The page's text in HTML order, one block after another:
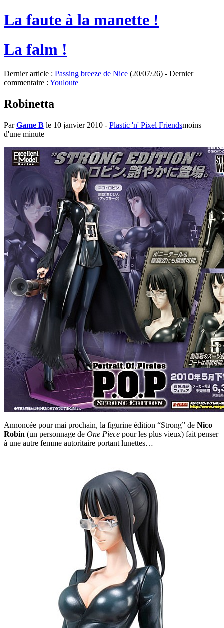
La faute à la manette !
La falm !
Dernier article : Passing breeze de Nice (20/07/26) - Dernier
commentaire : Youloute
Robinetta
ParGame B le 10 janvier 2010 - Plastic 'n' Pixel Friendsmoins
d'une minute
Annoncée pour mai prochain, la figurine édition “Strong” de Nico
Robin (un personnage de One Piece pour les plus vieux) fait penser
à une autre femme autoritaire portant lunettes…